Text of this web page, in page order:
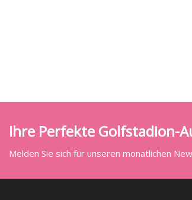
Ihre Perfekte Golfstadion-
Melden Sie sich für unseren monatlichen